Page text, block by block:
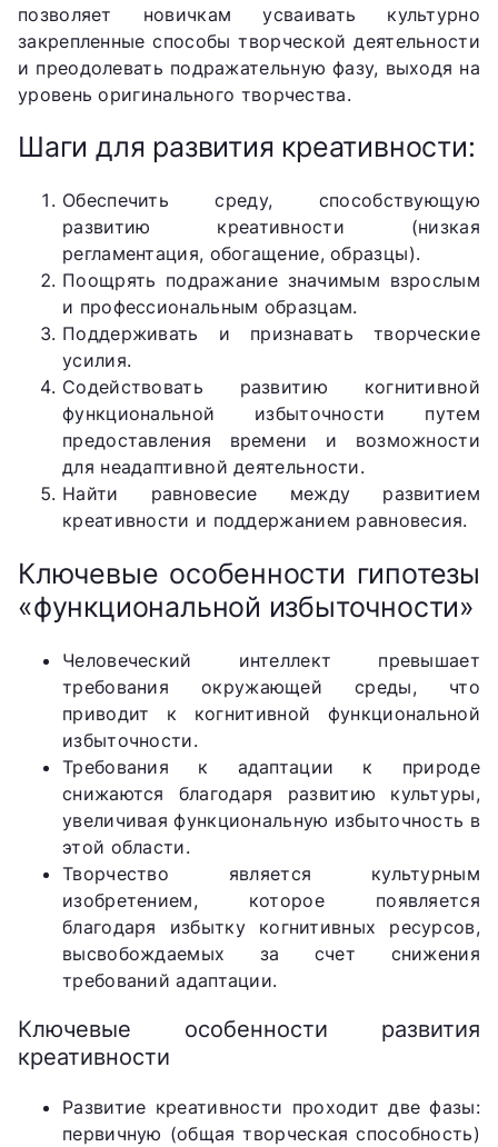
позволяет новичкам усваивать культурно
закрепленные способы творческой деятельности
и преодолевать подражательную фазу, выходя на
уровень оригинального творчества.
Шаги для развития креативности:
Обеспечить среду, способствующую
развитию креативности (низкая
регламентация, обогащение, образцы).
Поощрять подражание значимым взрослым
и профессиональным образцам.
Поддерживать и признавать творческие
усилия.
Содействовать развитию когнитивной
функциональной избыточности путем
предоставления времени и возможности
для неадаптивной деятельности.
Найти равновесие между развитием
креативности и поддержанием равновесия.
Ключевые особенности гипотезы
«функциональной избыточности»
Человеческий интеллект превышает
требования окружающей среды, что
приводит к когнитивной функциональной
избыточности.
Требования к адаптации к природе
снижаются благодаря развитию культуры,
увеличивая функциональную избыточность в
этой области.
Творчество является культурным
изобретением, которое появляется
благодаря избытку когнитивных ресурсов,
высвобождаемых за счет снижения
требований адаптации.
Ключевые особенности развития
креативности
Развитие креативности проходит две фазы:
первичную (общая творческая способность)